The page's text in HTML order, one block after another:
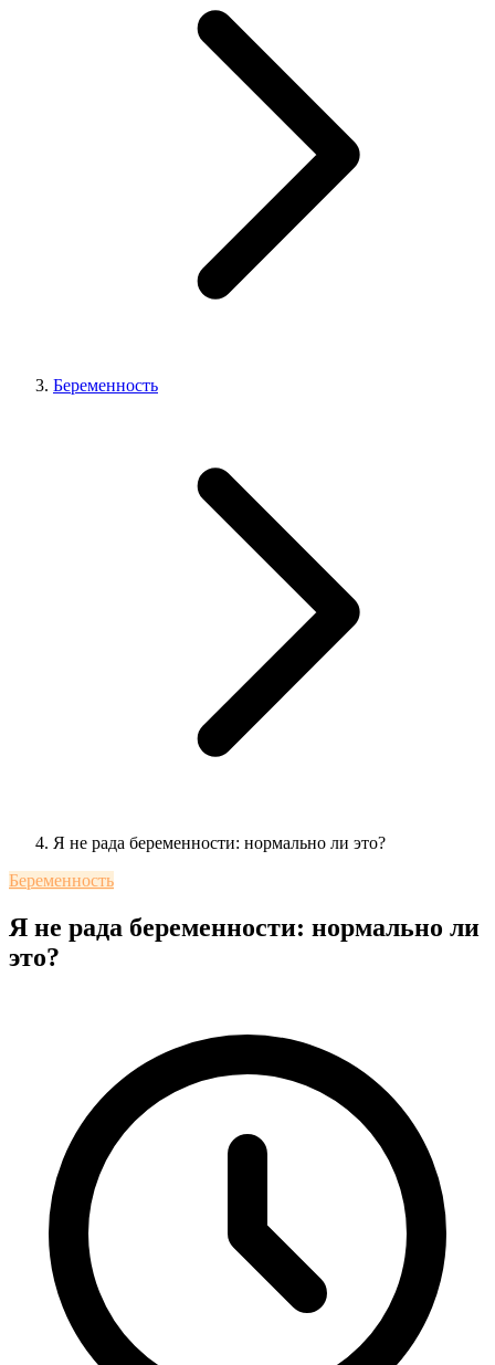
Беременность
Я не рада беременности: нормально ли это?
Беременность
Я не рада беременности: нормально ли
это?